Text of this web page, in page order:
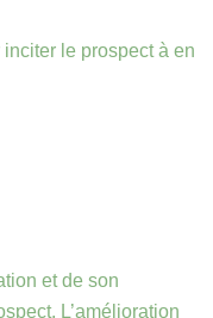
le prospect à en
et de son
L’amélioration